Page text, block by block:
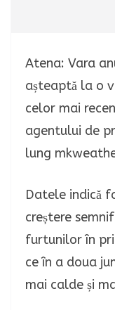
Atena: Vara
așteaptă la o
celor mai
agentului de
lung
Datele indică
creștere
furtunilor în
ce în a doua
mai calde și